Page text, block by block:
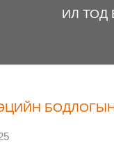
ИЛ ТОД